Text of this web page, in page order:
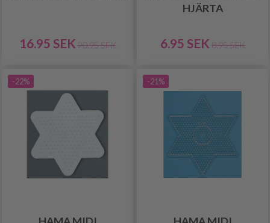
16.95 SEK 20.95 SEK
HJÄRTA
6.95 SEK 8.95 SEK
-22% -21%